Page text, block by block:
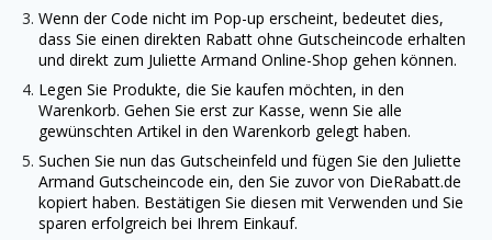
Wenn der Code nicht im Pop-up erscheint, bedeutet dies,
dass Sie einen direkten Rabatt ohne Gutscheincode erhalten
und direkt zum Juliette Armand Online-Shop gehen können.
Legen Sie Produkte, die Sie kaufen möchten, in den
Warenkorb. Gehen Sie erst zur Kasse, wenn Sie alle
gewünschten Artikel in den Warenkorb gelegt haben.
Suchen Sie nun das Gutscheinfeld und fügen Sie den Juliette
Armand Gutscheincode ein, den Sie zuvor von DieRabatt.de
kopiert haben. Bestätigen Sie diesen mit Verwenden und Sie
sparen erfolgreich bei Ihrem Einkauf.